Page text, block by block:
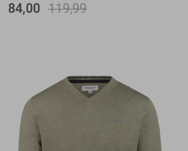
84,00 119,99